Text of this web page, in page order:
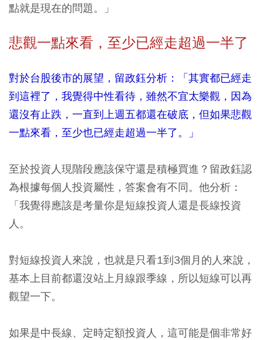
點就是現在的問題。」
悲觀一點來看，至少已經走超過一半了
對於台股後市的展望，留政鈺分析：「其實都已經走
到這裡了，我覺得中性看待，雖然不宜太樂觀，因為
還沒有止跌，一直到上週五都還在破底，但如果悲觀
一點來看，至少也已經走超過一半了。」
至於投資人現階段應該保守還是積極買進？留政鈺認
為根據每個人投資屬性，答案會有不同。他分析：
「我覺得應該是考量你是短線投資人還是長線投資
人。
對短線投資人來說，也就是只看1到3個月的人來說，
基本上目前都還沒站上月線跟季線，所以短線可以再
觀望一下。
如果是中長線、定時定額投資人，這可能是個非常好